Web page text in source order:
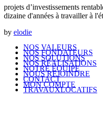
projets d’investissements
dizaine d'années à travailler à
by elodie
NOS VALEURS
NOS FONDATEURS
NOS SOLUTIONS
NOS RÉALISATIONS
NOTRE ÉQUIPE
NOUS REJOINDRE
CONTACT
MON COMPTE
TRAVAUXLOCATIFS